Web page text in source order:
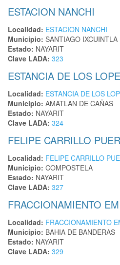
ESTACION NANCHI
Localidad: ESTACION NANCHI
Municipio: SANTIAGO IXCUINTLA
Estado: NAYARIT
Clave LADA: 323
ESTANCIA DE LOS
Localidad: ESTANCIA DE LOS
Municipio: AMATLAN DE CAÑAS
Estado: NAYARIT
Clave LADA: 324
FELIPE CARRILLO
Localidad: FELIPE CARRILLO
Municipio: COMPOSTELA
Estado: NAYARIT
Clave LADA: 327
FRACCIONAMIENTO
Localidad: FRACCIONAMIENTO
Municipio: BAHIA DE BANDERAS
Estado: NAYARIT
Clave LADA: 329